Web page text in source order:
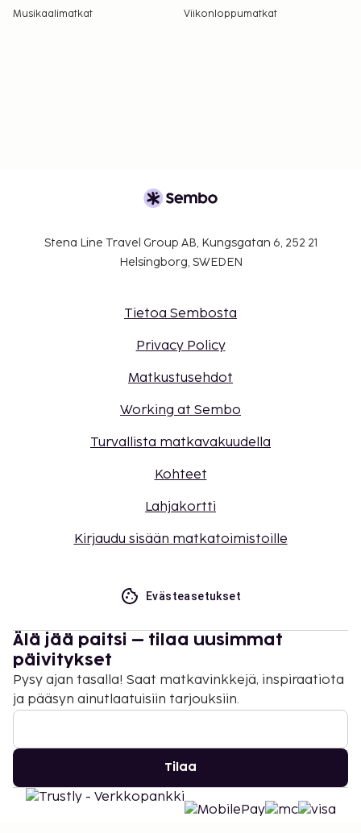
Musikaalimatkat
Viikonloppumatkat
Stena Line Travel Group AB, Kungsgatan 6, 252 21
Helsingborg, SWEDEN
Tietoa Sembosta
Privacy Policy
Matkustusehdot
Working at Sembo
Turvallista matkavakuudella
Kohteet
Lahjakortti
Kirjaudu sisään matkatoimistoille
Evästeasetukset
Älä jää paitsi – tilaa uusimmat
päivitykset
Pysy ajan tasalla! Saat matkavinkkejä, inspiraatiota
ja pääsyn ainutlaatuisiin tarjouksiin.
Tilaa